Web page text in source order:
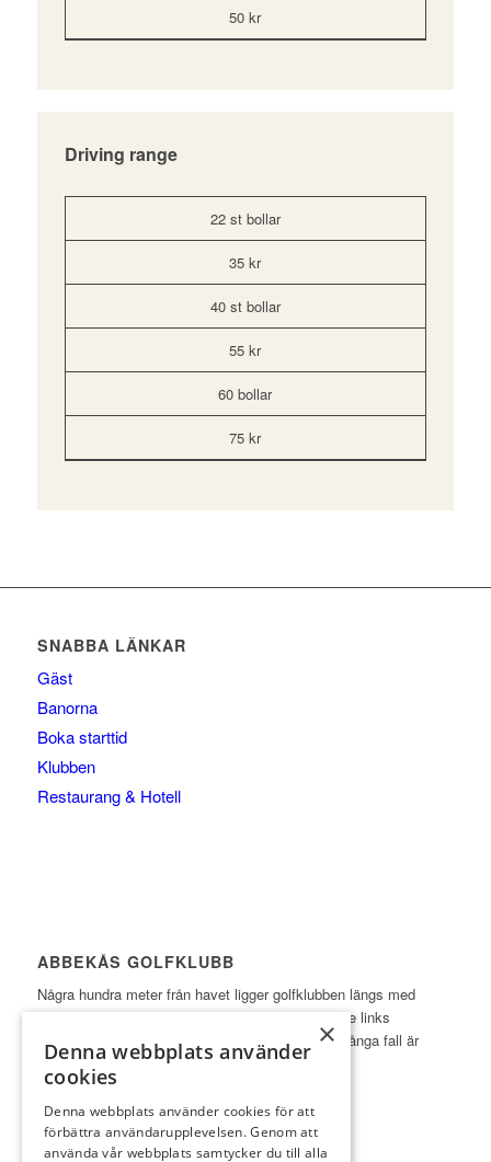
50 kr
Driving range
22 st bollar
35 kr
40 st bollar
55 kr
60 bollar
75 kr
SNABBA LÄNKAR
Gäst
Banorna
Boka starttid
Klubben
Restaurang & Hotell
ABBEKÅS GOLFKLUBB
Några hundra meter från havet ligger golfklubben längs med
sydkusten i Skåne. Abbekås GK är en utmanande links
inspirerad golfbana på ypperlig sandjord, som i många fall är
öppen året runt med spel till ordinarie greener.
Läs mer
×
Denna webbplats använder
cookies
Denna webbplats använder cookies för att
förbättra användarupplevelsen. Genom att
använda vår webbplats samtycker du till alla